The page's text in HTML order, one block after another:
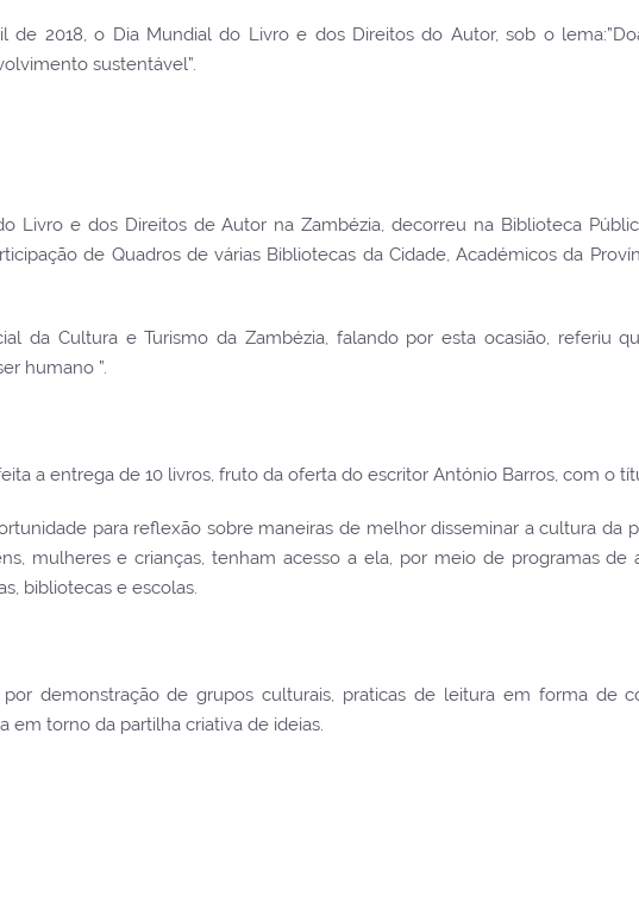
de 2018, o Dia Mundial do Livro e dos Direitos do Autor, sob o
sustentável”.
Livro e dos Direitos de Autor na Zambézia, decorreu na Biblioteca
de Quadros de várias Bibliotecas da Cidade, Académicos da
da Cultura e Turismo da Zambézia, falando por esta ocasião, referiu
humano ”.
a entrega de 10 livros, fruto da oferta do escritor António Barros, com o
para reflexão sobre maneiras de melhor disseminar a cultura da
mulheres e crianças, tenham acesso a ela, por meio de programas de
bibliotecas e escolas.
por demonstração de grupos culturais, praticas de leitura em forma de
em torno da partilha criativa de ideias.